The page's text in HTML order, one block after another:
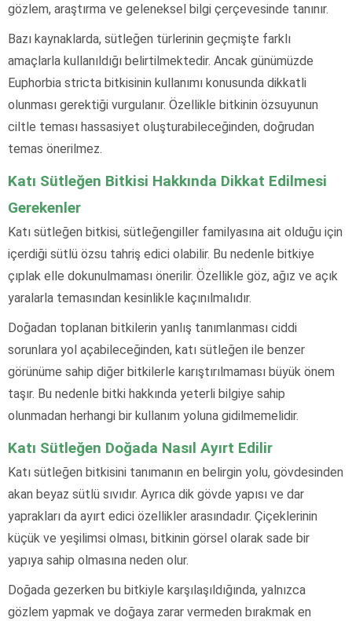
gözlem, araştırma ve geleneksel bilgi çerçevesinde tanınır.
Bazı kaynaklarda, sütleğen türlerinin geçmişte farklı
amaçlarla kullanıldığı belirtilmektedir. Ancak günümüzde
Euphorbia stricta bitkisinin kullanımı konusunda dikkatli
olunması gerektiği vurgulanır. Özellikle bitkinin özsuyunun
ciltle teması hassasiyet oluşturabileceğinden, doğrudan
temas önerilmez.
Katı Sütleğen Bitkisi Hakkında Dikkat Edilmesi
Gerekenler
Katı sütleğen bitkisi, sütleğengiller familyasına ait olduğu için
içerdiği sütlü özsu tahriş edici olabilir. Bu nedenle bitkiye
çıplak elle dokunulmaması önerilir. Özellikle göz, ağız ve açık
yaralarla temasından kesinlikle kaçınılmalıdır.
Doğadan toplanan bitkilerin yanlış tanımlanması ciddi
sorunlara yol açabileceğinden, katı sütleğen ile benzer
görünüme sahip diğer bitkilerle karıştırılmaması büyük önem
taşır. Bu nedenle bitki hakkında yeterli bilgiye sahip
olunmadan herhangi bir kullanım yoluna gidilmemelidir.
Katı Sütleğen Doğada Nasıl Ayırt Edilir
Katı sütleğen bitkisini tanımanın en belirgin yolu, gövdesinden
akan beyaz sütlü sıvıdır. Ayrıca dik gövde yapısı ve dar
yaprakları da ayırt edici özellikler arasındadır. Çiçeklerinin
küçük ve yeşilimsi olması, bitkinin görsel olarak sade bir
yapıya sahip olmasına neden olur.
Doğada gezerken bu bitkiyle karşılaşıldığında, yalnızca
gözlem yapmak ve doğaya zarar vermeden bırakmak en